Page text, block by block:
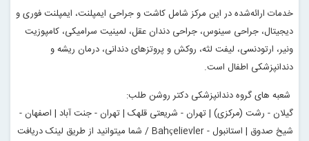
خدمات ارائه‌شده در این مرکز شامل کاشت و جراحی ایمپلنت، ایمپلنت فوری و
دیجیتال، جراحی سینوس، جراحی دندان عقل، لمینیت سرامیکی، کامپوزیت
ونیر، ارتودنسی، لیفت لثه، روکش و پروتزهای دندانی، درمان ریشه و
دندانپزشکی اطفال است.
شعبه های گروه دندانپزشکی دکتر روشن طلب:
گیلان - رشت (مرکزی) | تهران - شریعتی قلهک | تهران - جنت آباد | اصفهان -
شیخ صدوق | استانبول - Bahçelievler / شما میتوانید از طریق لینک دریافت